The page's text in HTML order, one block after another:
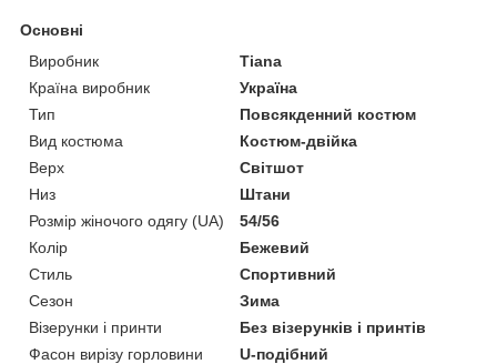
Основні
Виробник
Tiana
Країна виробник
Україна
Тип
Повсякденний костюм
Вид костюма
Костюм-двійка
Верх
Світшот
Низ
Штани
Розмір жіночого одягу (UA)
54/56
Колір
Бежевий
Стиль
Спортивний
Сезон
Зима
Візерунки і принти
Без візерунків і принтів
Фасон вирізу горловини
U-подібний